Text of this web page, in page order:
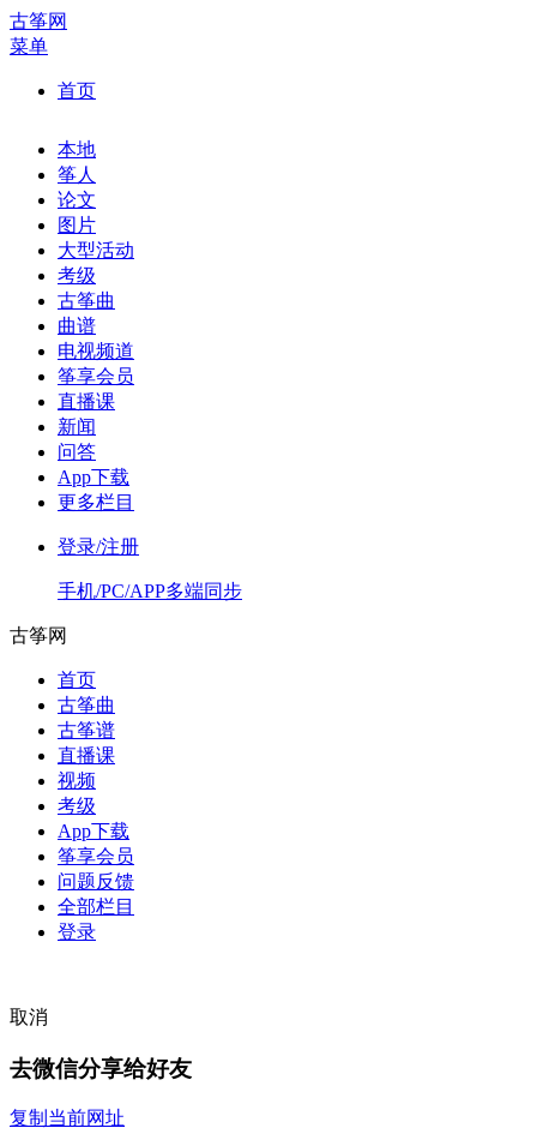
古筝网
菜单
首页
本地
筝人
论文
图片
大型活动
考级
古筝曲
曲谱
电视频道
筝享会员
直播课
新闻
问答
App下载
更多栏目
登录/注册
手机/PC/APP多端同步
古筝网
首页
古筝曲
古筝谱
直播课
视频
考级
App下载
筝享会员
问题反馈
全部栏目
登录
取消
去微信分享给好友
复制当前网址